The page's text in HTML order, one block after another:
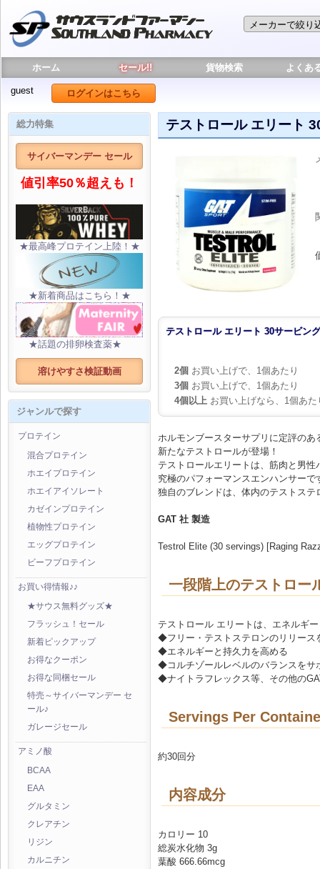
ホーム セール!! 貨物検索 よくあ
guest ログインはこちら
総力特集
サイバーマンデー セール
値引率50％超えも！
★最高峰プロテイン上陸！★
★新着商品はこちら！★
★話題の排卵検査薬★
溶けやすさ検証動画
ジャンルで探す
プロテイン
混合プロテイン
ホエイプロテイン
ホエイアイソレート
カゼインプロテイン
植物性プロテイン
エッグプロテイン
ビーフプロテイン
お買い得情報♪♪
★サウス無料グッズ★
フラッシュ！セール
新着ピックアップ
お得なクーポン
お得な同梱セール
特売～サイバーマンデー セ
ール♪
ガレージセール
アミノ酸
BCAA
EAA
グルタミン
クレアチン
リジン
カルニチン
テストロール エリート
テストロール エリート 30サービング
2個 お買い上げで、1個あたり
3個 お買い上げで、1個あたり
4個以上 お買い上げなら、1個あた
ホルモンブースターサプリに定評のあ
新たなテストロールが登場！
テストロールエリートは、筋肉と男性
究極のパフォーマンスエンハンサーで
独自のブレンドは、体内のテストス
GAT 社 製造
Testrol Elite (30 servings) [Raging
一段階上のテストロー
テストロール エリートは、エネルギ
◆フリー・テストステロンのリリース
◆エネルギーと持久力を高める
◆コルチゾールレベルのバランスをサ
◆ナイトラフレックス等、その他の
Servings Per
約30回分
内容成分
カロリー 10
総炭水化物 3g
葉酸 666.66mcg